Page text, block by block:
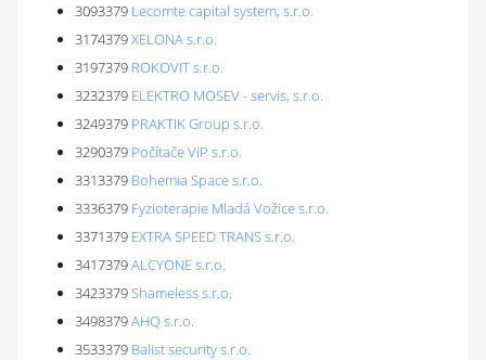
3093379 Lecomte capital system, s.r.o.
3174379XELONA s.r.o.
3197379 ROKOVIT s.r.o.
3232379 ELEKTRO MOSEV - servis, s.r.o.
3249379 PRAKTIK Group s.r.o.
3290379 Počítače ViP s.r.o.
3313379 Bohemia Space s.r.o.
3336379 Fyzioterapie Mladá Vožice s.r.o.
3371379 EXTRA SPEED TRANS s.r.o.
3417379ALCYONE s.r.o.
3423379Shameless s.r.o.
3498379AHQ s.r.o.
3533379 Balist security s.r.o.